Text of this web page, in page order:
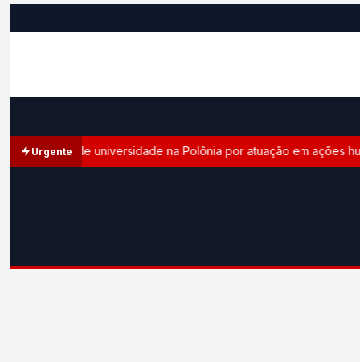
Urgente
de universidade na Polônia por atuação em ações